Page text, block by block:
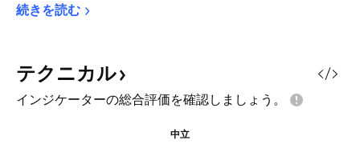
続きを読む
テクニカル
インジケーターの総合評価を確認しましょう。
中立